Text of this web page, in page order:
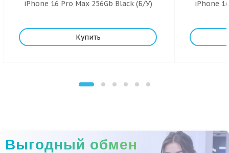
iPhone 16 Pro Max 256Gb Black (Б/У)
Купить
iPhone
Выгодный обмен